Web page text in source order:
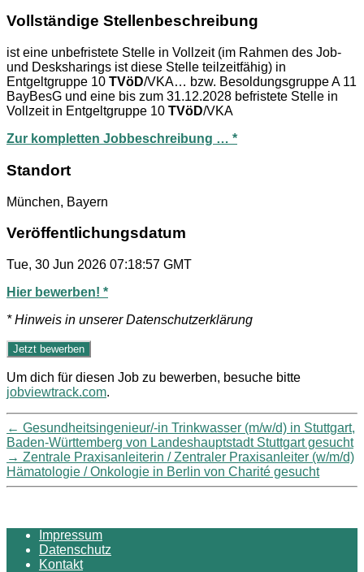
Vollständige Stellenbeschreibung
ist eine unbefristete Stelle in Vollzeit (im Rahmen des Job-
und Desksharings ist diese Stelle teilzeitfähig) in
Entgeltgruppe 10 TVöD/VKA… bzw. Besoldungsgruppe A 11
BayBesG und eine bis zum 31.12.2028 befristete Stelle in
Vollzeit in Entgeltgruppe 10 TVöD/VKA
Zur kompletten Jobbeschreibung … *
Standort
München, Bayern
Veröffentlichungsdatum
Tue, 30 Jun 2026 07:18:57 GMT
Hier bewerben! *
* Hinweis in unserer Datenschutzerklärung
Um dich für diesen Job zu bewerben, besuche bitte
jobviewtrack.com.
← Gesundheitsingenieur/-in Trinkwasser (m/w/d) in Stuttgart,
Baden-Württemberg von Landeshauptstadt Stuttgart gesucht
→ Zentrale Praxisanleiterin / Zentraler Praxisanleiter (w/m/d)
Hämatologie / Onkologie in Berlin von Charité gesucht
Impressum
Datenschutz
Kontakt